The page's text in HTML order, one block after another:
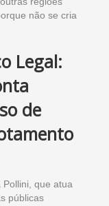
não se cria
Legal:
de
Pollini, que atua
públicas